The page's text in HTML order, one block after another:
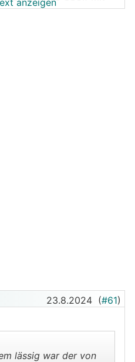
von ! 500 ! EUR
anzeigen
23.8.2024 (#61)
lässig war der von